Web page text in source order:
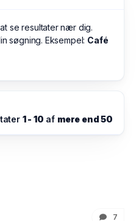
se resultater nær dig.
søgning. Eksempel: Café
1 - 10 af mere end 50
7